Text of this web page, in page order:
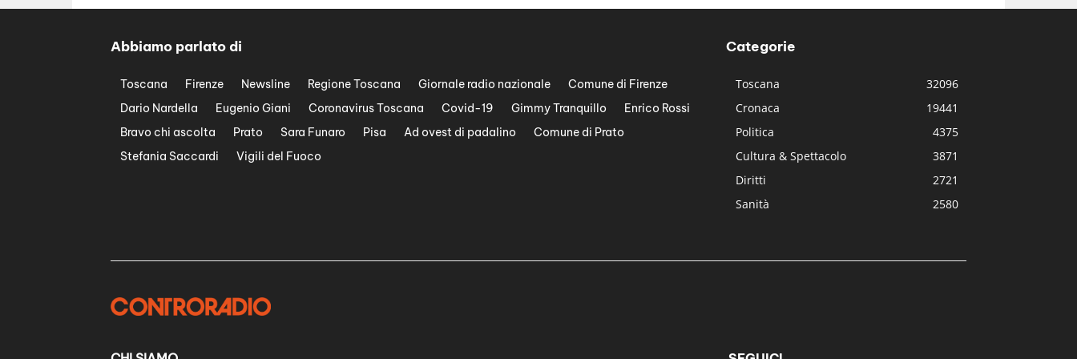
Abbiamo parlato di
Toscana Firenze Newsline Regione Toscana Giornale radio nazionale
Comune di Firenze
Dario Nardella
Eugenio Giani Coronavirus Toscana Covid-19 Gimmy Tranquillo
Enrico Rossi
Bravo chi ascolta
Prato Sara Funaro Pisa Ad ovest di padalino
Comune di Prato
Stefania Saccardi
Vigili del Fuoco
Categorie
Toscana
32096
Cronaca
19441
Politica
4375
Cultura & Spettacolo
3871
Diritti
2721
Sanità
2580